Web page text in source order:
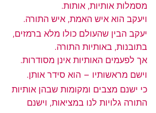
מסמלות אותיות, אותות.
ויעקב הוא איש האמת, איש התורה.
יעקב הבין שהעולם כולו מלא ברמזים,
בתובנות, באותיות התורה.
אך לפעמים האותיות אינן מסודרות.
וישם מראשותיו – הוא סידר אותן.
כי ישנם מצבים ומקומות שבהן אותיות
התורה גלויות לנו במציאות, וישנם